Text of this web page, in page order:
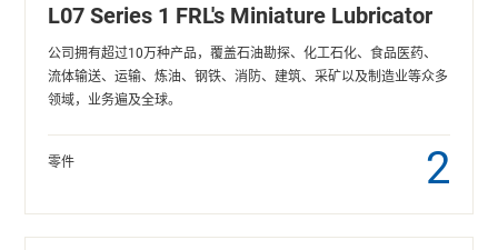
L07 Series 1 FRL's Miniature Lubricator
公司拥有超过10万种产品，覆盖石油勘探、化工石化、食品医药、
流体输送、运输、炼油、钢铁、消防、建筑、采矿以及制造业等众多
领域，业务遍及全球。
零件 2